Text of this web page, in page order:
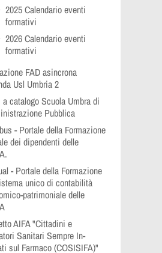
2025 Calendario eventi
formativi
2026 Calendario eventi
formativi
FAD asincrona
Usl Umbria 2
catalogo Scuola Umbra di
Pubblica
- Portale della Formazione
dei dipendenti delle
- Portale della Formazione
unico di contabilità
patrimoniale delle
AIFA "Cittadini e
Sanitari Sempre In-
sul Farmaco (COSISIFA)"